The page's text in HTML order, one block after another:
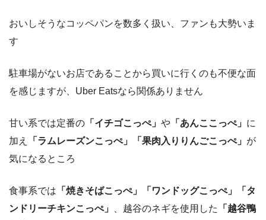
おいしそうなコッペパンを数多く扱い、ファンも大勢いま
す
駐車場がないお店であることから買いに行くのも不便な面
を感じますが、Uber Eatsなら関係ありません
甘い系では定番の 「イチゴこっぺ」 や 「あんここっぺ」 に
加え
「ラムレーズンこっぺ」「果肉入りりんごこっぺ」 が
気になるところ
食事系では 「焼きそばこっぺ」「ワンドッグこっぺ」「タ
ンドリーチキンこっぺ」
、越谷のネギを使用した
「越谷鴨